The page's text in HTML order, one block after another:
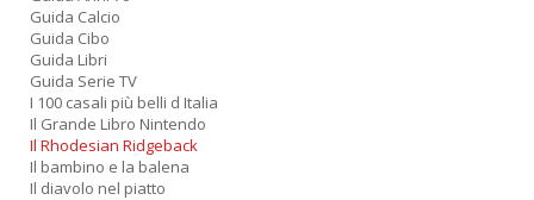
Guida Calcio
Guida Cibo
Guida Libri
Guida Serie TV
I 100 casali più belli d Italia
Il Grande Libro Nintendo
Il Rhodesian Ridgeback
Il bambino e la balena
Il diavolo nel piatto